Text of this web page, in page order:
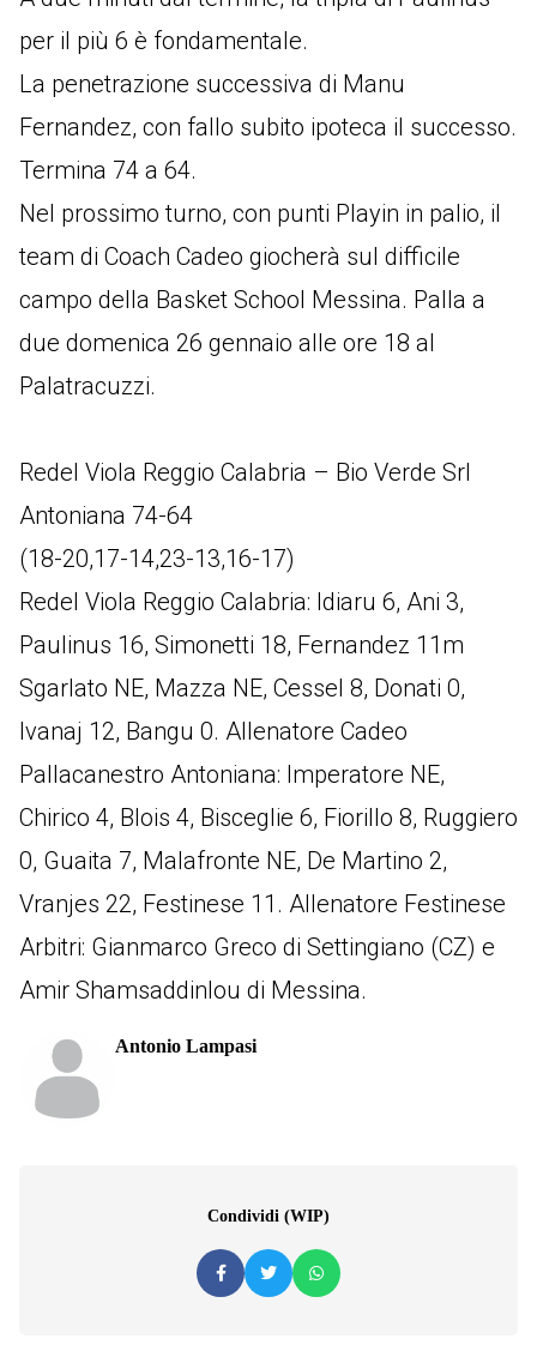
per il più 6 è fondamentale.
La penetrazione successiva di Manu
Fernandez, con fallo subito ipoteca il successo.
Termina 74 a 64.
Nel prossimo turno, con punti Playin in palio, il
team di Coach Cadeo giocherà sul difficile
campo della Basket School Messina. Palla a
due domenica 26 gennaio alle ore 18 al
Palatracuzzi.
Redel Viola Reggio Calabria – Bio Verde Srl
Antoniana 74-64
(18-20,17-14,23-13,16-17)
Redel Viola Reggio Calabria: Idiaru 6, Ani 3,
Paulinus 16, Simonetti 18, Fernandez 11m
Sgarlato NE, Mazza NE, Cessel 8, Donati 0,
Ivanaj 12, Bangu 0. Allenatore Cadeo
Pallacanestro Antoniana: Imperatore NE,
Chirico 4, Blois 4, Bisceglie 6, Fiorillo 8, Ruggiero
0, Guaita 7, Malafronte NE, De Martino 2,
Vranjes 22, Festinese 11. Allenatore Festinese
Arbitri: Gianmarco Greco di Settingiano (CZ) e
Amir Shamsaddinlou di Messina.
Antonio Lampasi
Condividi (WIP)